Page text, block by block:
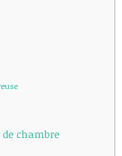
chambre